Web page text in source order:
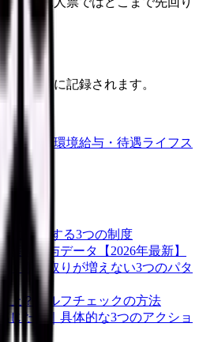
理画面に記録されます。
悩み 職場環境給与・待遇ライフス
に影響する3つの制度
護師給与データ【2026年最新】
」｜手取りが増えない3つのパタ
上？セルフチェックの方法
じたら｜具体的な3つのアクショ